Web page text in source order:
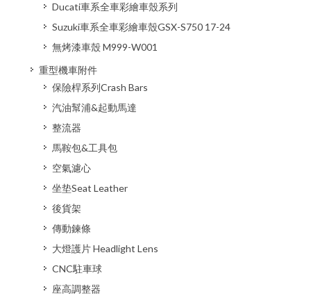
Ducati車系全車彩繪車殼系列
Suzuki車系全車彩繪車殼GSX-S750 17-24
無烤漆車殼 M999-W001
重型機車附件
保險桿系列Crash Bars
汽油幫浦&起動馬達
整流器
馬鞍包&工具包
空氣濾心
坐垫Seat Leather
後貨架
傳動鍊條
大燈護片 Headlight Lens
CNC駐車球
座高調整器